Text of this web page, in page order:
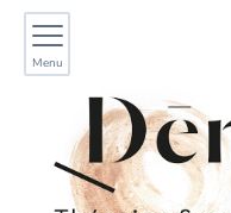
Menu